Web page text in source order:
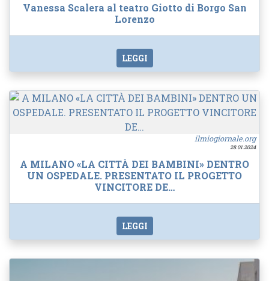
Vanessa Scalera al teatro Giotto di Borgo San
Lorenzo
LEGGI
ilmiogiornale.org
28.01.2024
A MILANO «LA CITTÀ DEI BAMBINI» DENTRO
UN OSPEDALE. PRESENTATO IL PROGETTO
VINCITORE DE…
LEGGI